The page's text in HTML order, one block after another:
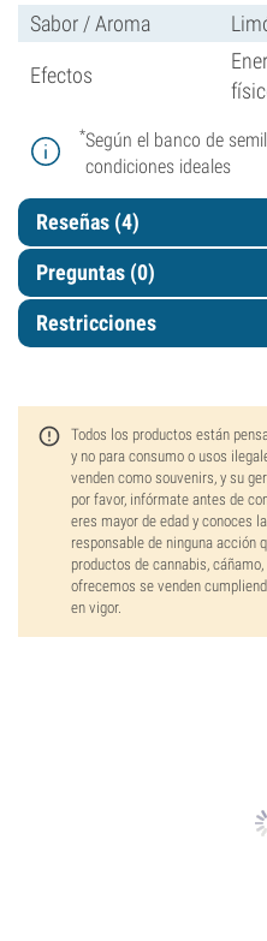
Sabor / Aroma
Efectos
*Según el banco de
condiciones ideales
Reseñas (4)
Preguntas (0)
Restricciones
Todos los productos están
y no para consumo o usos
venden como souvenirs, y su
por favor, infórmate antes de
eres mayor de edad y conoces
responsable de ninguna acción
productos de cannabis,
ofrecemos se venden
en vigor.